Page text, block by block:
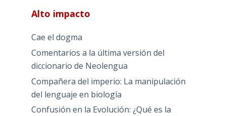
Alto impacto
Cae el dogma
Comentarios a la última versión del
diccionario de Neolengua
Compañera del imperio: La manipulación
del lenguaje en biología
Confusión en la Evolución: ¿Qué es la